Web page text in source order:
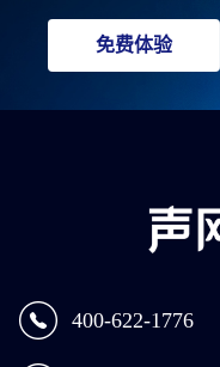
免费体验
400-622-1776